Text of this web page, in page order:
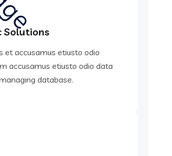
Solutions
et accusamus etiusto odio
accusamus etiusto odio data
database.